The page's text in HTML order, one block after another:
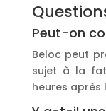
Peut-on
Beloc peut
sujet à la
heures après